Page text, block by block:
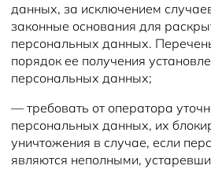
данных, за исключением
законные основания для
персональных данных.
порядок ее получения
персональных данных;
— требовать от оператора
персональных данных, их
уничтожения в случае, если
являются неполными,